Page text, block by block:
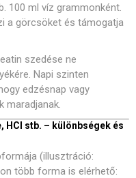
100 ml víz grammonként.
a görcsöket és támogatja
szedése ne
Napi szinten
edzésnap vagy
maradjanak.
HCl stb. – különbségek és
(illusztráció:
több forma is elérhető: